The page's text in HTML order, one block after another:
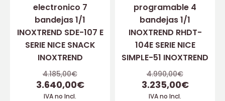
electronico 7
bandejas 1/1
INOXTREND SDE-107 E
SERIE NICE SNACK
INOXTREND
4.185,00€
3.640,00€
IVA no Incl.
programable 4
bandejas 1/1
INOXTREND RHDT-
104E SERIE NICE
SIMPLE-51 INOXTREND
4.990,00€
3.235,00€
IVA no Incl.